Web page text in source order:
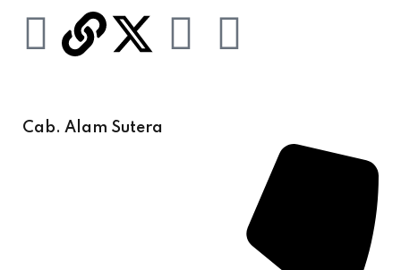
Cab. Alam Sutera